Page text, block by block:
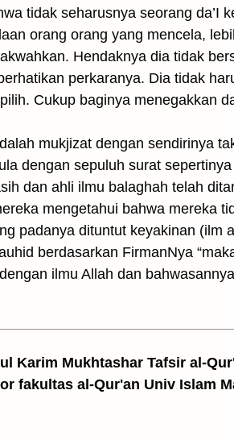
tidak seharusnya seorang da’I
orang orang yang mencela,
Hendaknya dia tidak
perkaranya. Dia tidak
Cukup baginya menegakkan
mukjizat dengan sendirinya
dengan sepuluh surat
dan ahli ilmu balaghah telah
mengetahui bahwa mereka
padanya dituntut keyakinan (ilm
berdasarkan FirmanNya
ilmu Allah dan
Karim Mukhtashar Tafsir al-
fakultas al-Qur'an Univ Islam